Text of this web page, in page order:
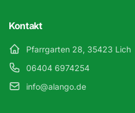
Kontakt
Pfarrgarten 28, 35423 Lich
06404 6974254
info@alango.de